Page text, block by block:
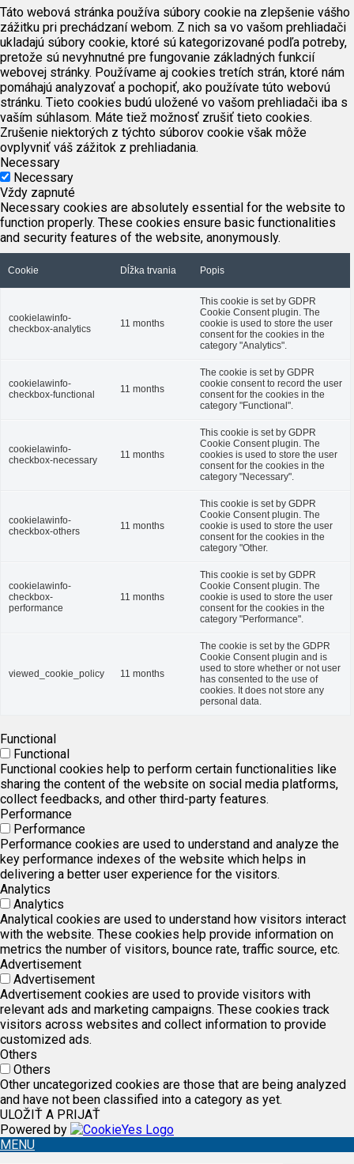
Táto webová stránka používa súbory cookie na zlepšenie vášho
zážitku pri prechádzaní webom. Z nich sa vo vašom prehliadači
ukladajú súbory cookie, ktoré sú kategorizované podľa potreby,
pretože sú nevyhnutné pre fungovanie základných funkcií
webovej stránky. Používame aj cookies tretích strán, ktoré nám
pomáhajú analyzovať a pochopiť, ako používate túto webovú
stránku. Tieto cookies budú uložené vo vašom prehliadači iba s
vaším súhlasom. Máte tiež možnosť zrušiť tieto cookies.
Zrušenie niektorých z týchto súborov cookie však môže
ovplyvniť váš zážitok z prehliadania.
Necessary
Necessary
Vždy zapnuté
Necessary cookies are absolutely essential for the website to
function properly. These cookies ensure basic functionalities
and security features of the website, anonymously.
Cookie Dĺžka trvania Popis
cookielawinfo-
checkbox-analytics
11 months
This cookie is set by GDPR
Cookie Consent plugin. The
cookie is used to store the user
consent for the cookies in the
category "Analytics".
cookielawinfo-
checkbox-functional
11 months
The cookie is set by GDPR
cookie consent to record the user
consent for the cookies in the
category "Functional".
cookielawinfo-
checkbox-necessary
11 months
This cookie is set by GDPR
Cookie Consent plugin. The
cookies is used to store the user
consent for the cookies in the
category "Necessary".
cookielawinfo-
checkbox-others
11 months
This cookie is set by GDPR
Cookie Consent plugin. The
cookie is used to store the user
consent for the cookies in the
category "Other.
cookielawinfo-
checkbox-
performance
11 months
This cookie is set by GDPR
Cookie Consent plugin. The
cookie is used to store the user
consent for the cookies in the
category "Performance".
viewed_cookie_policy 11 months
The cookie is set by the GDPR
Cookie Consent plugin and is
used to store whether or not user
has consented to the use of
cookies. It does not store any
personal data.
Functional
Functional
Functional cookies help to perform certain functionalities like
sharing the content of the website on social media platforms,
collect feedbacks, and other third-party features.
Performance
Performance
Performance cookies are used to understand and analyze the
key performance indexes of the website which helps in
delivering a better user experience for the visitors.
Analytics
Analytics
Analytical cookies are used to understand how visitors interact
with the website. These cookies help provide information on
metrics the number of visitors, bounce rate, traffic source, etc.
Advertisement
Advertisement
Advertisement cookies are used to provide visitors with
relevant ads and marketing campaigns. These cookies track
visitors across websites and collect information to provide
customized ads.
Others
Others
Other uncategorized cookies are those that are being analyzed
and have not been classified into a category as yet.
ULOŽIŤ A PRIJAŤ
Powered by
MENU